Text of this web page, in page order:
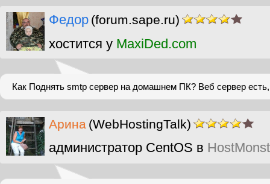
Федор (forum.sape.ru)
хостится у MaxiDed.com
Как Поднять smtp сервер на домашнем ПК? Веб сервер
Арина (WebHostingTalk)
администратор CentOS в